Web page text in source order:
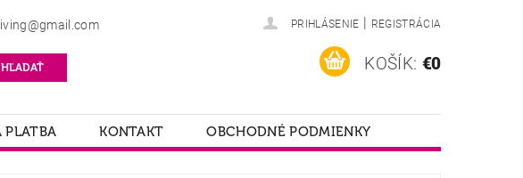
PRIHLÁSENIE | REGISTRÁCIA
KOŠÍK: €0
PLATBA KONTAKT
OBCHODNÉ PODMIENKY